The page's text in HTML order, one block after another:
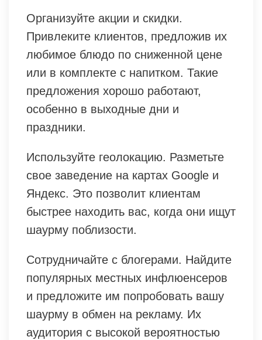
Организуйте акции и скидки.
Привлеките клиентов, предложив их
любимое блюдо по сниженной цене
или в комплекте с напитком. Такие
предложения хорошо работают,
особенно в выходные дни и
праздники.
Используйте геолокацию. Разметьте
свое заведение на картах Google и
Яндекс. Это позволит клиентам
быстрее находить вас, когда они ищут
шаурму поблизости.
Сотрудничайте с блогерами. Найдите
популярных местных инфлюенсеров
и предложите им попробовать вашу
шаурму в обмен на рекламу. Их
аудитория с высокой вероятностью